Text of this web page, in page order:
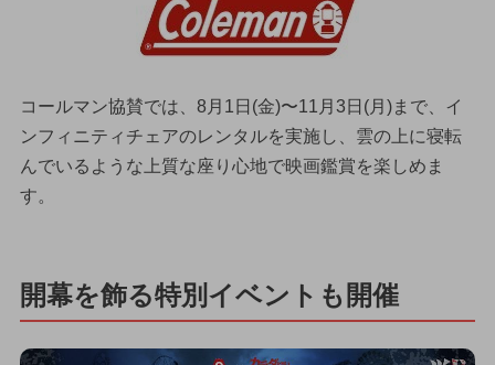
コールマン協賛では、8月1日(金)〜11月3日(月)まで、イ
ンフィニティチェアのレンタルを実施し、雲の上に寝転
んでいるような上質な座り心地で映画鑑賞を楽しめま
す。
開幕を飾る特別イベントも開催